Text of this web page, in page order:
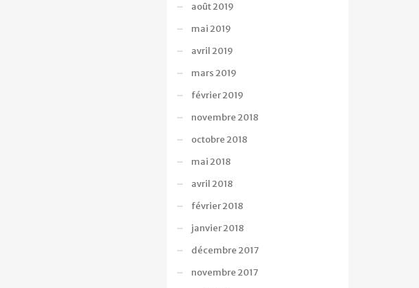
août 2019
mai 2019
avril 2019
mars 2019
février 2019
novembre 2018
octobre 2018
mai 2018
avril 2018
février 2018
janvier 2018
décembre 2017
novembre 2017